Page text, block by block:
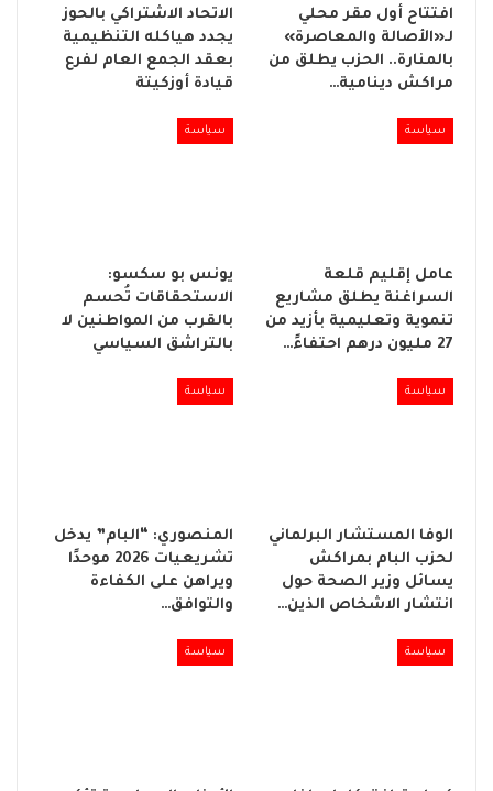
افتتاح أول مقر محلي
لـ«الأصالة والمعاصرة»
بالمنارة.. الحزب يطلق من
مراكش دينامية…
الاتحاد الاشتراكي بالحوز
يجدد هياكله التنظيمية
بعقد الجمع العام لفرع
قيادة أوزكيتة
سياسة
عامل إقليم قلعة
السراغنة يطلق مشاريع
تنموية وتعليمية بأزيد من
27 مليون درهم احتفاءً…
سياسة
يونس بو سكسو:
الاستحقاقات تُحسم
بالقرب من المواطنين لا
بالتراشق السياسي
سياسة
الوفا المستشار البرلماني
لحزب البام بمراكش
يسائل وزير الصحة حول
انتشار الاشخاص الذين…
سياسة
المنصوري: “البام” يدخل
تشريعيات 2026 موحدًا
ويراهن على الكفاءة
والتوافق…
سياسة سياسة